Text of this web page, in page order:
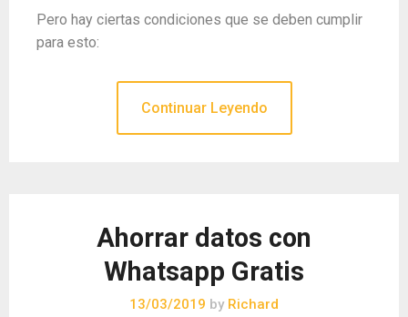
Pero hay ciertas condiciones que se deben cumplir
para esto:
Continuar Leyendo
Ahorrar datos con
Whatsapp Gratis
13/03/2019 by Richard